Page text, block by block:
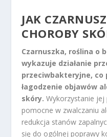
JAK
CHOROBY
Czarnuszka, roślina o
wykazuje działanie
przeciwbakteryjne, co
łagodzenie objawów
skóry. Wykorzystanie jej
pomocne w zwalczaniu
redukcja stanów
się do ogólnej poprawy